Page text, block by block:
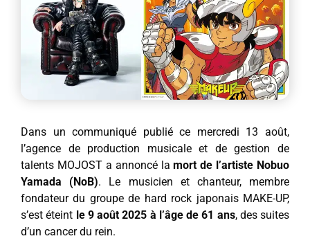
Dans un communiqué publié ce mercredi 13 août,
l’agence de production musicale et de gestion de
talents MOJOST a annoncé lamort de l’artiste Nobuo
Yamada (NoB). Le musicien et chanteur, membre
fondateur du groupe de hard rock japonais MAKE-UP,
s’est éteint le 9 août 2025 à l’âge de 61 ans, des suites
d’un cancer du rein.